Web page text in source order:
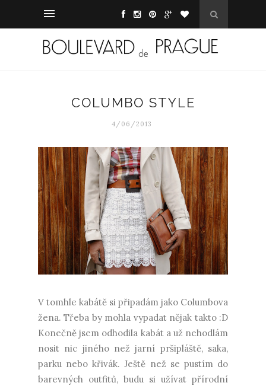
COLUMBO STYLE
4/06/2013
V tomhle kabátě si připadám jako Columbova
žena. Třeba by mohla vypadat nějak takto :D
Konečně jsem odhodila kabát a už nehodlám
nosit nic jiného než jarní pršipláště, saka,
parku nebo křivák. Ještě než se pustím do
barevných outfitů, budu si užívat přírodní